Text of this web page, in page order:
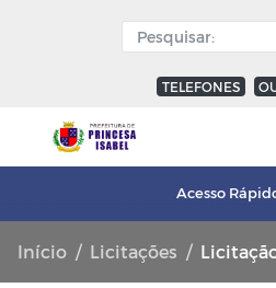
TELEFONES
Acesso
Início Licitações